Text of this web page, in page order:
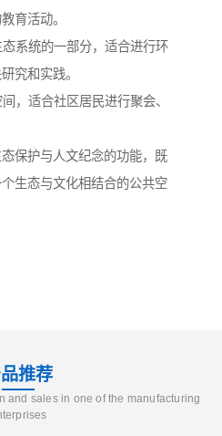
育活动。
系统的一部分，适合进行环
究和实践。
，适合社区居民进行聚会、
保护与人文纪念的功能，既
生态与文化相结合的公共空
推荐
and sales in one of the manufacturing